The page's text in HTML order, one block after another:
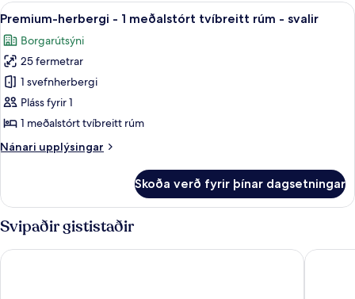
svalir
1
tvíbreitt
rúm
svalir
Skoða
allar
myndir
fyrir
Premium-
herbergi
-
meðalstórt
svalir
Rúmföt af bestu gerð, dúnsængur,
5
Premium-herbergi - 1 meðalstórt tvíbreitt rúm - svalir
Borgarútsýni
25 fermetrar
1 svefnherbergi
Pláss fyrir 1
1 meðalstórt tvíbreitt rúm
Nánari upplýsingar
Nánari
herbergi
-
1
meðalstórt
tvíbreitt
Skoða verð fyrir þínar dagsetningar
Svipaðir gististaðir
The Westin Grand Munich Munich